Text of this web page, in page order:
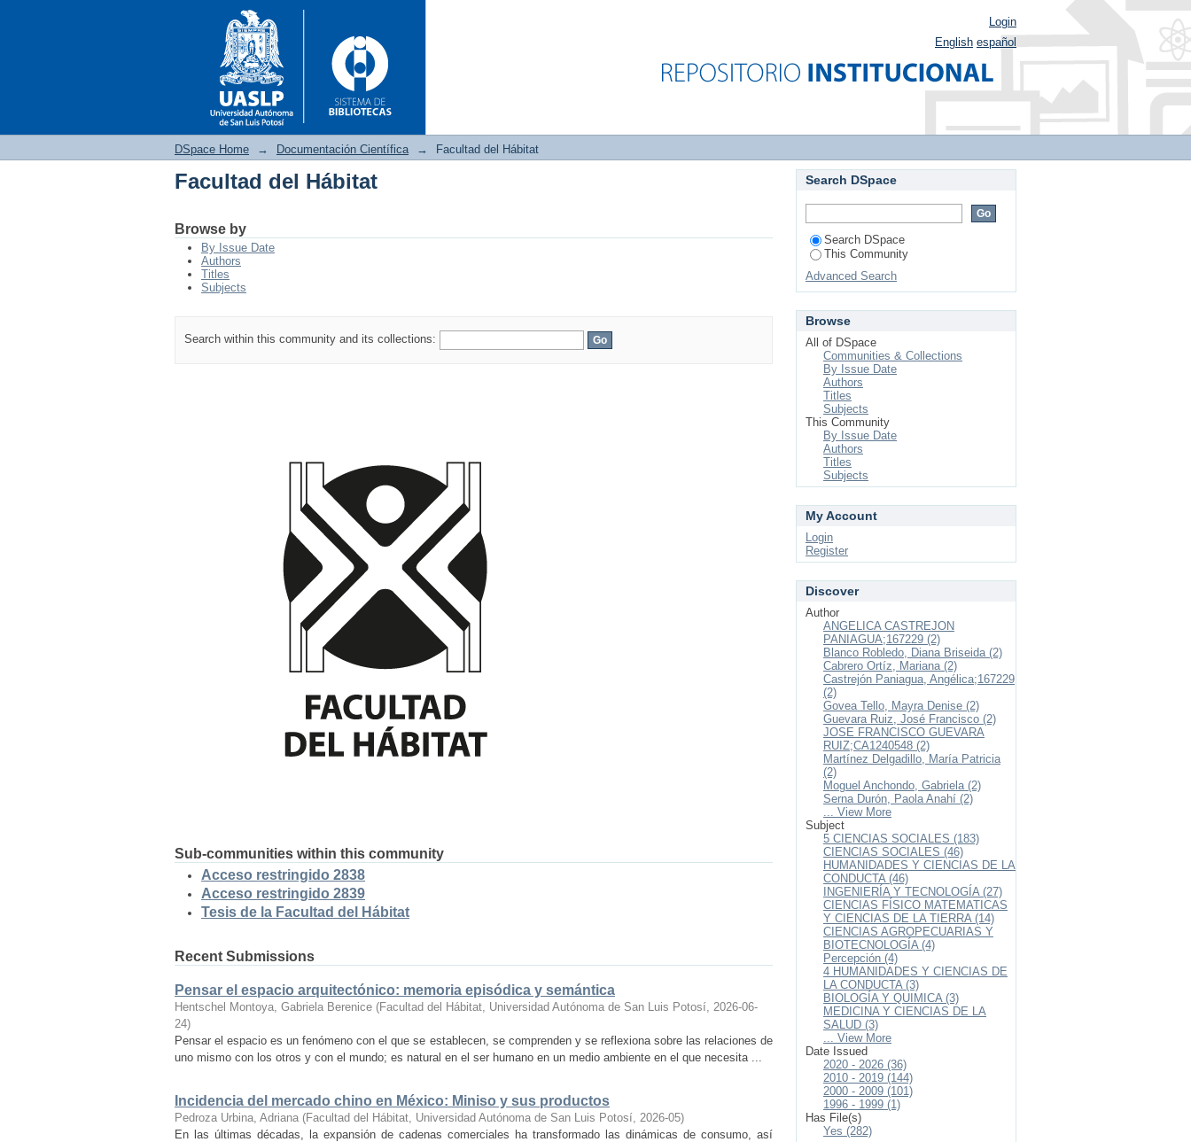
Login
English español
DSpace Home → Documentación Científica → Facultad del Hábitat
Facultad del Hábitat
Browse by
By Issue Date
Authors
Titles
Subjects
Search within this community and its collections:
Sub-communities within this community
Acceso restringido 2838
Acceso restringido 2839
Tesis de la Facultad del Hábitat
Recent Submissions
Pensar el espacio arquitectónico: memoria episódica y semántica
Hentschel Montoya, Gabriela Berenice (Facultad del Hábitat, Universidad Autónoma de San Luis Potosí, 2026-06-
24)
Pensar el espacio es un fenómeno con el que se establecen, se comprenden y se reflexiona sobre las relaciones de
uno mismo con los otros y con el mundo; es natural en el ser humano en un medio ambiente en el que necesita ...
Incidencia del mercado chino en México: Miniso y sus productos
Pedroza Urbina, Adriana (Facultad del Hábitat, Universidad Autónoma de San Luis Potosí, 2026-05)
En las últimas décadas, la expansión de cadenas comerciales ha transformado las dinámicas de consumo, así
Search DSpace
Search DSpace
This Community
Advanced Search
Browse
All of DSpace
Communities & Collections
By Issue Date
Authors
Titles
Subjects
This Community
By Issue Date
Authors
Titles
Subjects
My Account
Login
Register
Discover
Author
ANGELICA CASTREJON
PANIAGUA;167229 (2)
Blanco Robledo, Diana Briseida (2)
Cabrero Ortíz, Mariana (2)
Castrejón Paniagua, Angélica;167229
(2)
Govea Tello, Mayra Denise (2)
Guevara Ruiz, José Francisco (2)
JOSE FRANCISCO GUEVARA
RUIZ;CA1240548 (2)
Martínez Delgadillo, María Patricia
(2)
Moguel Anchondo, Gabriela (2)
Serna Durón, Paola Anahí (2)
... View More
Subject
5 CIENCIAS SOCIALES (183)
CIENCIAS SOCIALES (46)
HUMANIDADES Y CIENCIAS DE LA
CONDUCTA (46)
INGENIERÍA Y TECNOLOGÍA (27)
CIENCIAS FÍSICO MATEMATICAS
Y CIENCIAS DE LA TIERRA (14)
CIENCIAS AGROPECUARIAS Y
BIOTECNOLOGÍA (4)
Percepción (4)
4 HUMANIDADES Y CIENCIAS DE
LA CONDUCTA (3)
BIOLOGÍA Y QUIMICA (3)
MEDICINA Y CIENCIAS DE LA
SALUD (3)
... View More
Date Issued
2020 - 2026 (36)
2010 - 2019 (144)
2000 - 2009 (101)
1996 - 1999 (1)
Has File(s)
Yes (282)